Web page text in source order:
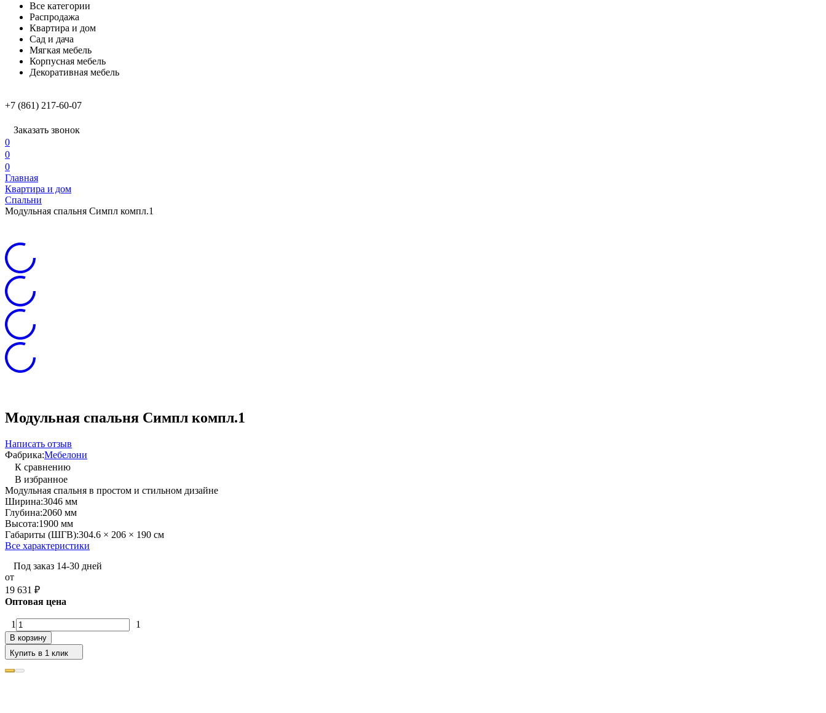
Все категории
Распродажа
Квартира и дом
Сад и дача
Мягкая мебель
Корпусная мебель
Декоративная мебель
+7 (861) 217-60-07
Заказать звонок
0
0
0
Главная
Квартира и дом
Спальни
Модульная спальня Симпл компл.1
Модульная спальня Симпл компл.1
Написать отзыв
Фабрика:Мебелони
К сравнению
В избранное
Модульная спальня в простом и стильном дизайне
Ширина:3046 мм
Глубина:2060 мм
Высота:1900 мм
Габариты (ШГВ):304.6 × 206 × 190 см
Все характеристики
Под заказ 14-30 дней
от
19 631 ₽
Оптовая цена
1 1
В корзину
Купить в 1 клик